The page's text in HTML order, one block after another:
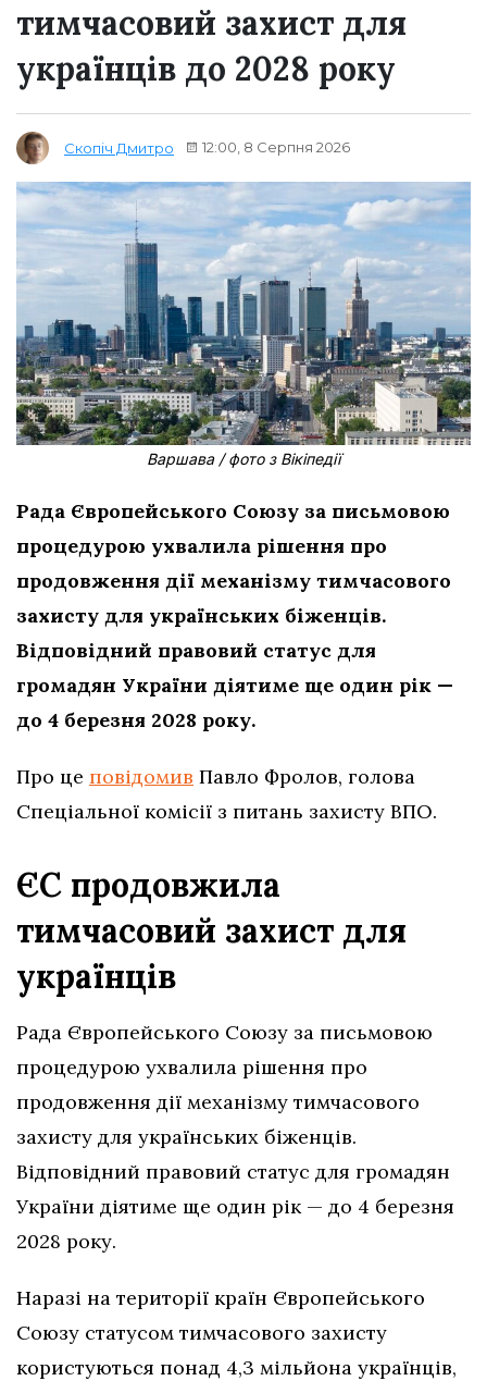
тимчасовий захист для
українців до 2028 року
Скопіч Дмитро 12:00, 8 Серпня 2026
Варшава / фото з Вікіпедії
Рада Європейського Союзу за письмовою
процедурою ухвалила рішення про
продовження дії механізму тимчасового
захисту для українських біженців.
Відповідний правовий статус для
громадян України діятиме ще один рік —
до 4 березня 2028 року.
Про це повідомив Павло Фролов, голова
Спеціальної комісії з питань захисту ВПО.
ЄС продовжила
тимчасовий захист для
українців
Рада Європейського Союзу за письмовою
процедурою ухвалила рішення про
продовження дії механізму тимчасового
захисту для українських біженців.
Відповідний правовий статус для громадян
України діятиме ще один рік — до 4 березня
2028 року.
Наразі на території країн Європейського
Союзу статусом тимчасового захисту
користуються понад 4,3 мільйона українців,